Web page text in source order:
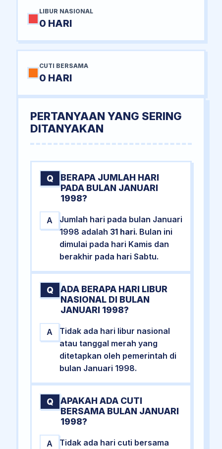
LIBUR NASIONAL
0 HARI
CUTI BERSAMA
0 HARI
PERTANYAAN YANG SERING
DITANYAKAN
Q
BERAPA JUMLAH HARI
PADA BULAN JANUARI
1998?
A
Jumlah hari pada bulan Januari
1998 adalah 31 hari. Bulan ini
dimulai pada hari Kamis dan
berakhir pada hari Sabtu.
Q
ADA BERAPA HARI LIBUR
NASIONAL DI BULAN
JANUARI 1998?
A
Tidak ada hari libur nasional
atau tanggal merah yang
ditetapkan oleh pemerintah di
bulan Januari 1998.
Q
APAKAH ADA CUTI
BERSAMA BULAN JANUARI
1998?
A
Tidak ada hari cuti bersama